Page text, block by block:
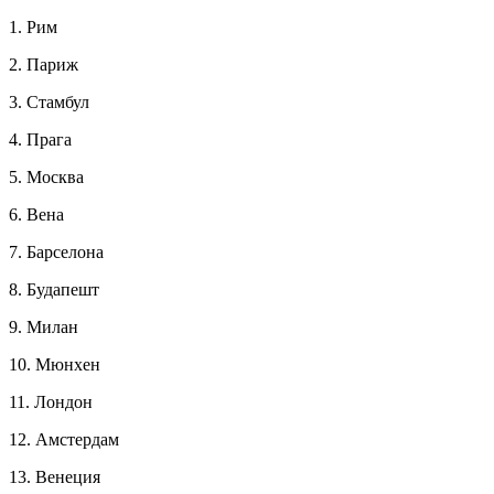
1. Рим
2. Париж
3. Стамбул
4. Прага
5. Москва
6. Вена
7. Барселона
8. Будапешт
9. Милан
10. Мюнхен
11. Лондон
12. Амстердам
13. Венеция